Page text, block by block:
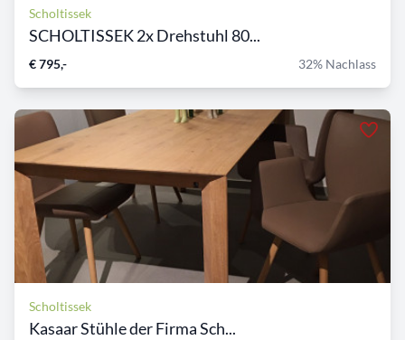
Scholtissek
SCHOLTISSEK 2x Drehstuhl 80...
€ 795,- 32% Nachlass
Scholtissek
Kasaar Stühle der Firma Sch...